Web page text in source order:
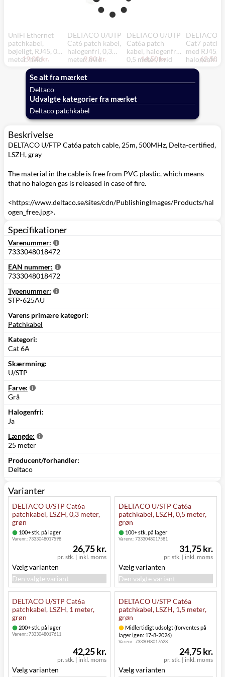
UniFi Ethernet
patchkabel,
bøjeligt, RJ45, 0,1
meter, hvid
19,00 kr.
DELTACO U/UTP
Cat6 patch kabel,
halogenfri, 0,3
meter, hvid
9,80 kr.
DELTACO U/UTP
Cat6a patch
kabel, halogenfri,
0,5 meter, hvid
14,50 kr.
DELTACO
Cat7 patch
med RJ45,
halogenfri, 3
meter, hvid
62,50
Se alt fra mærket
Deltaco
Udvalgte kategorier fra mærket
Deltaco patchkabel
Beskrivelse
DELTACO U/FTP Cat6a patch cable, 25m, 500MHz, Delta-certified,
LSZH, gray
The material in the cable is free from PVC plastic, which means
that no halogen gas is released in case of fire.
<https://www.deltaco.se/sites/cdn/PublishingImages/Products/hal
ogen_free.jpg>.
Specifikationer
Varenummer:
7333048018472
EAN nummer:
7333048018472
Typenummer:
STP-625AU
Varens primære kategori:
Patchkabel
Kategori:
Cat 6A
Skærmning:
U/STP
Farve:
Grå
Halogenfri:
Ja
Længde:
25 meter
Producent/forhandler:
Deltaco
Varianter
DELTACO U/STP Cat6a
patchkabel, LSZH, 0,3 meter,
grøn
100+ stk. på lager
Varenr.:7333048017598
pr. stk. | inkl. moms
26,75 kr.
Vælg varianten
Den valgte variant
DELTACO U/STP Cat6a
patchkabel, LSZH, 0,5 meter,
grøn
100+ stk. på lager
Varenr.:7333048017581
pr. stk. | inkl. moms
31,75 kr.
Vælg varianten
Den valgte variant
DELTACO U/STP Cat6a
patchkabel, LSZH, 1 meter,
grøn
200+ stk. på lager
Varenr.:7333048017611
pr. stk. | inkl. moms
42,25 kr.
Vælg varianten
DELTACO U/STP Cat6a
patchkabel, LSZH, 1,5 meter,
grøn
Midlertidigt udsolgt (forventes på
lager igen: 17-8-2026)
Varenr.:7333048017628
pr. stk. | inkl. moms
24,75 kr.
Vælg varianten